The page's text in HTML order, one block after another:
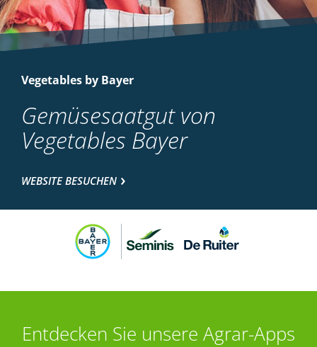
Vegetables by Bayer
Gemüsesaatgut von
Vegetables Bayer
WEBSITE BESUCHEN
Entdecken Sie unsere Agrar-Apps